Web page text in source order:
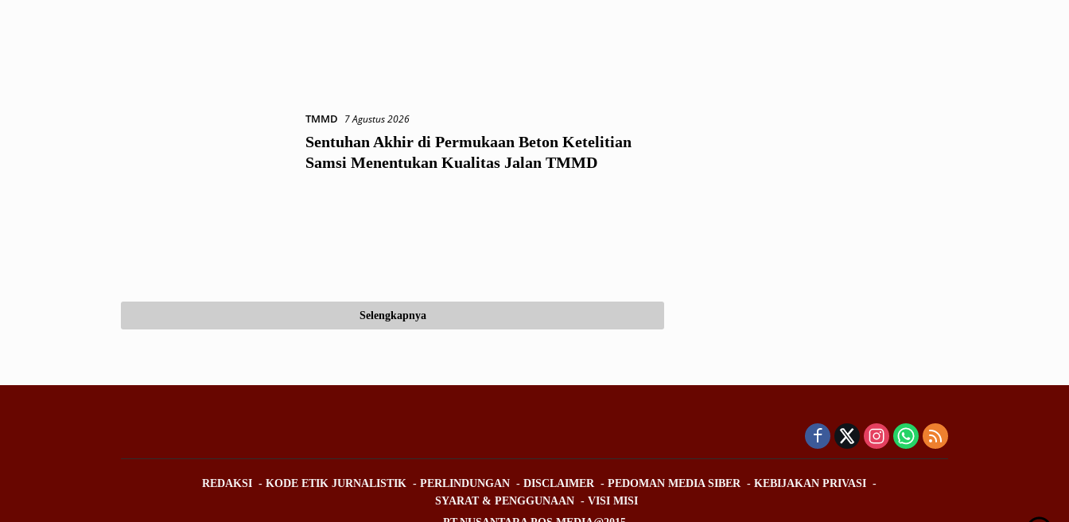
TMMD 7 Agustus 2026
Sentuhan Akhir di Permukaan Beton Ketelitian
Samsi Menentukan Kualitas Jalan TMMD
Selengkapnya
REDAKSI KODE ETIK JURNALISTIK PERLINDUNGAN DISCLAIMER PEDOMAN MEDIA SIBER
KEBIJAKAN PRIVASI
SYARAT & PENGGUNAAN
VISI MISI